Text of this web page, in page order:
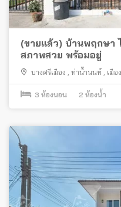
(ขายแล้ว) บ้านพฤกษา
สภาพสวย พร้อมอยู่
บางศรีเมือง , ท่าน้ำนนท์ , เมื
3 ห้องนอน 2 ห้องน้ำ